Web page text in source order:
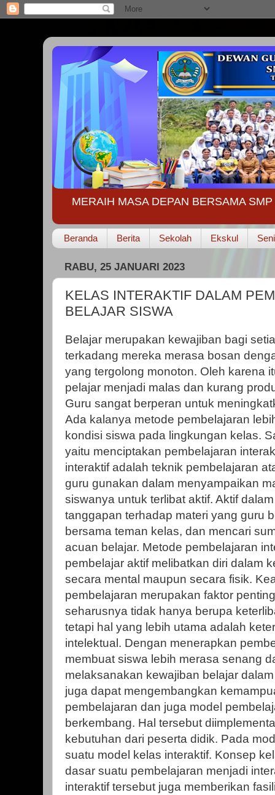
MERAIH MASA DEPAN BERSAMA
Beranda Berita Sekolah Ekskul
RABU, 25 JANUARI 2023
KELAS INTERAKTIF DALAM
BELAJAR SISWA
Belajar merupakan kewajiban bagi
terkadang mereka merasa bosan
yang tergolong monoton. Oleh karena
pelajar menjadi malas dan kurang
Guru sangat berperan untuk
Ada kalanya metode pembelajaran
kondisi siswa pada lingkungan kelas.
yaitu menciptakan pembelajaran
interaktif adalah teknik pembelajaran
guru gunakan dalam menyampaikan
siswanya untuk terlibat aktif. Aktif
tanggapan terhadap materi yang guru
bersama teman kelas, dan mencari
acuan belajar. Metode pembelajaran
pembelajar aktif melibatkan diri dalam
secara mental maupun secara fisik.
pembelajaran merupakan faktor
seharusnya tidak hanya berupa
tetapi hal yang lebih utama adalah
intelektual. Dengan menerapkan
membuat siswa lebih merasa senang
melaksanakan kewajiban belajar
juga dapat mengembangkan
pembelajaran dan juga model
berkembang. Hal tersebut
kebutuhan dari peserta didik. Pada
suatu model kelas interaktif. Konsep
dasar suatu pembelajaran menjadi
interaktif tersebut juga memberikan